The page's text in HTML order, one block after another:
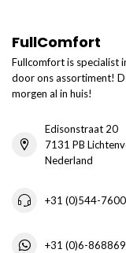
FullComfort
Fullcomfort is specialist
door ons assortiment!
morgen al in huis!
Edisonstraat 20
7131 PB
Nederland
+31 (0)544-
+31 (0)6-